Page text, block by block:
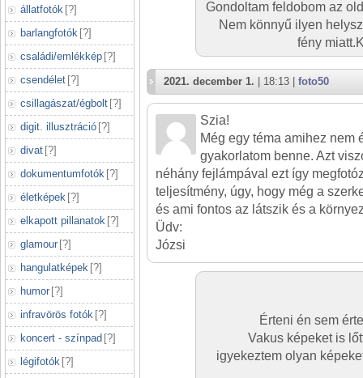
állatfotók [?]
barlangfotók [?]
családi/emlékkép [?]
csendélet [?]
csillagászat/égbolt [?]
digit. illusztráció [?]
divat [?]
dokumentumfotók [?]
életképek [?]
elkapott pillanatok [?]
glamour [?]
hangulatképek [?]
humor [?]
infravörös fotók [?]
koncert - színpad [?]
légifotók [?]
Gondoltam feldobom az
Nem könnyű ilyen
fény
2021. december 1. | 18:13 | foto50
Szia!
Még egy téma amihez nem
gyakorlatom benne. Azt
néhány fejlámpával ezt így
teljesítmény, úgy, hogy még a
és ami fontos az látszik és a
Üdv:
Józsi
Érteni én sem
Vakus képeket is
igyekeztem olyan